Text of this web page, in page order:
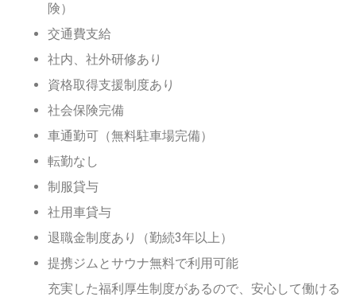
険）
交通費支給
社内、社外研修あり
資格取得支援制度あり
社会保険完備
車通勤可（無料駐車場完備）
転勤なし
制服貸与
社用車貸与
退職金制度あり（勤続3年以上）
提携ジムとサウナ無料で利用可能
充実した福利厚生制度があるので、安心して働ける